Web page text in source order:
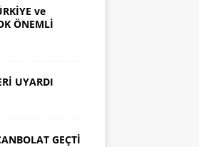
ve
ÖNEMLİ
UYARDI
GEÇTİ